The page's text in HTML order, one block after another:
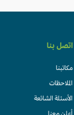
اتصل بنا
مكاتبنا
الملاحظات
الأسئلة الشائعة